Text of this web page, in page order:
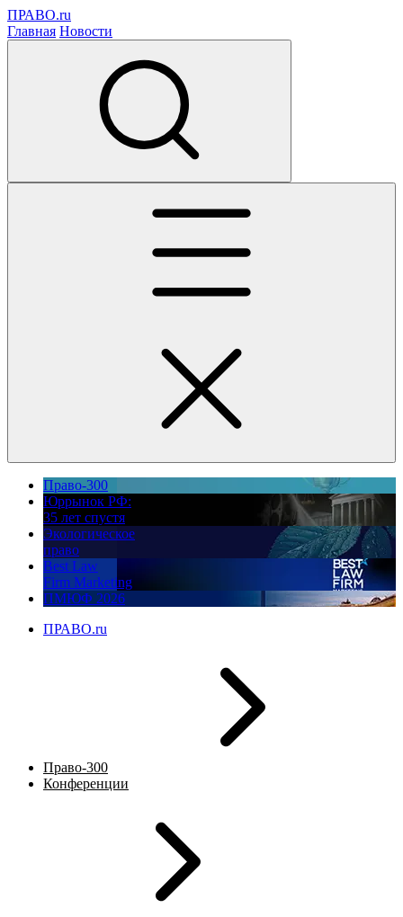
ПРАВО.ru
Главная Новости
Право-300
Юррынок РФ:
35 лет спустя
Экологическое
право
Best Law
Firm Marketing
ПМЮФ 2026
ПРАВО.ru
Право-300
Конференции